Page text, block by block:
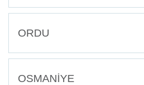
ORDU
OSMANİYE